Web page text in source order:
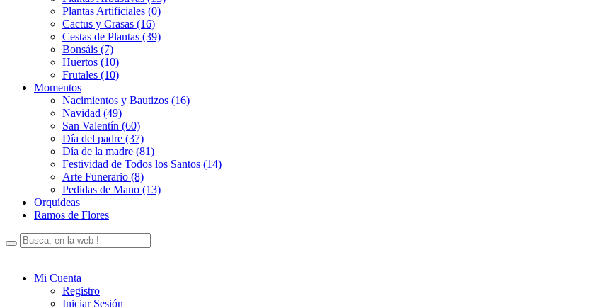
Plantas Artificiales (0)
Cactus y Crasas (16)
Cestas de Plantas (39)
Bonsáis (7)
Huertos (10)
Frutales (10)
Momentos
Nacimientos y Bautizos (16)
Navidad (49)
San Valentín (60)
Día del padre (37)
Día de la madre (81)
Festividad de Todos los Santos (14)
Arte Funerario (8)
Pedidas de Mano (13)
Orquídeas
Ramos de Flores
Mi Cuenta
Registro
Iniciar Sesión